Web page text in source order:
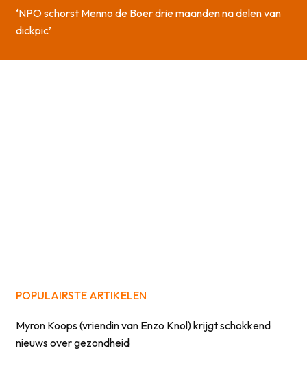
‘NPO schorst Menno de Boer drie maanden na delen van
dickpic’
POPULAIRSTE ARTIKELEN
Myron Koops (vriendin van Enzo Knol) krijgt schokkend
nieuws over gezondheid